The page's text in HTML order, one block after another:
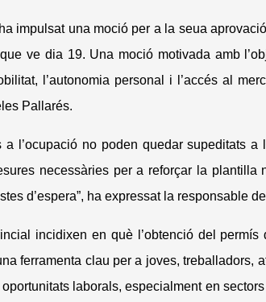
impulsat una moció per a la seua
ve dia 19. Una moció motivada amb
l’autonomia personal i l’accés al
Pallarés.
a l’ocupació no poden quedar supeditats
necessàries per a reforçar la plantilla
d’espera”, ha expressat la responsable
incidixen en què l’obtenció del
ferramenta clau per a joves, treballadors,
laborals, especialment en